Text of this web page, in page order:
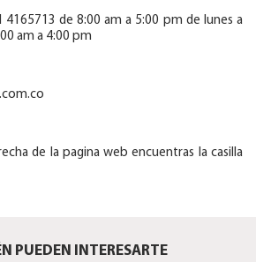
4165713 de 8:00 am a 5:00 pm de lunes a
am a 4:00 pm
de la pagina web encuentras la casilla
PUEDEN INTERESARTE